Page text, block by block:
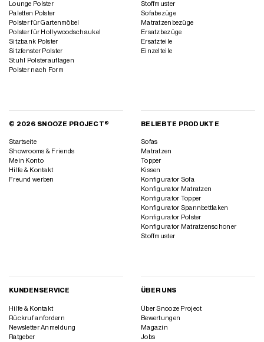
Lounge Polster
Paletten Polster
Polster für Gartenmöbel
Polster für Hollywoodschaukel
Sitzbank Polster
Sitzfenster Polster
Stuhl Polsterauflagen
Polster nach Form
Stoffmuster
Sofabezüge
Matratzenbezüge
Ersatzbezüge
Ersatzteile
Einzelteile
© 2026 SNOOZE PROJECT®
Startseite
Showrooms & Friends
Mein Konto
Hilfe & Kontakt
Freund werben
BELIEBTE PRODUKTE
Sofas
Matratzen
Topper
Kissen
Konfigurator Sofa
Konfigurator Matratzen
Konfigurator Topper
Konfigurator Spannbettlaken
Konfigurator Polster
Konfigurator Matratzenschoner
Stoffmuster
KUNDENSERVICE
Hilfe & Kontakt
Rückruf anfordern
Newsletter Anmeldung
Ratgeber
ÜBER UNS
Über Snooze Project
Bewertungen
Magazin
Jobs